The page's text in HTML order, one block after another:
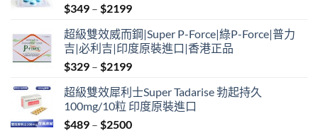
$349 – $2199Price
$349
through
$2199
超級雙效威而鋼|Super P-Force|綠P-Force|普力
吉|必利吉|印度原裝進口|香港正品
$329 – $2199Price
$329
through
$2199
超級雙效犀利士Super Tadarise 勃起持久
100mg/10粒 印度原裝進口
$489 – $2500Price